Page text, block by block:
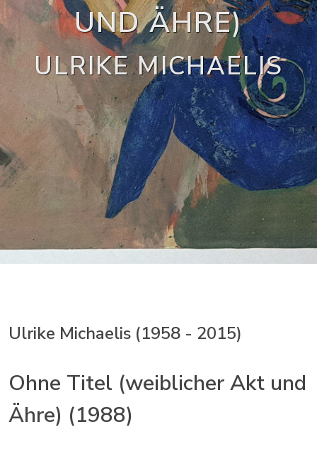
UND ÄHRE)
ULRIKE MICHAELIS
Ulrike Michaelis (1958 - 2015)
Ohne Titel (weiblicher Akt und
Ähre) (1988)